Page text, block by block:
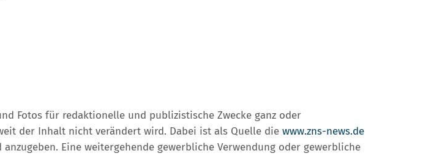
Fotos für redaktionelle und publizistische Zwecke ganz oder
der Inhalt nicht verändert wird. Dabei ist als Quelle die www.zns-news.de
Eine weitergehende gewerbliche Verwendung oder gewerbliche